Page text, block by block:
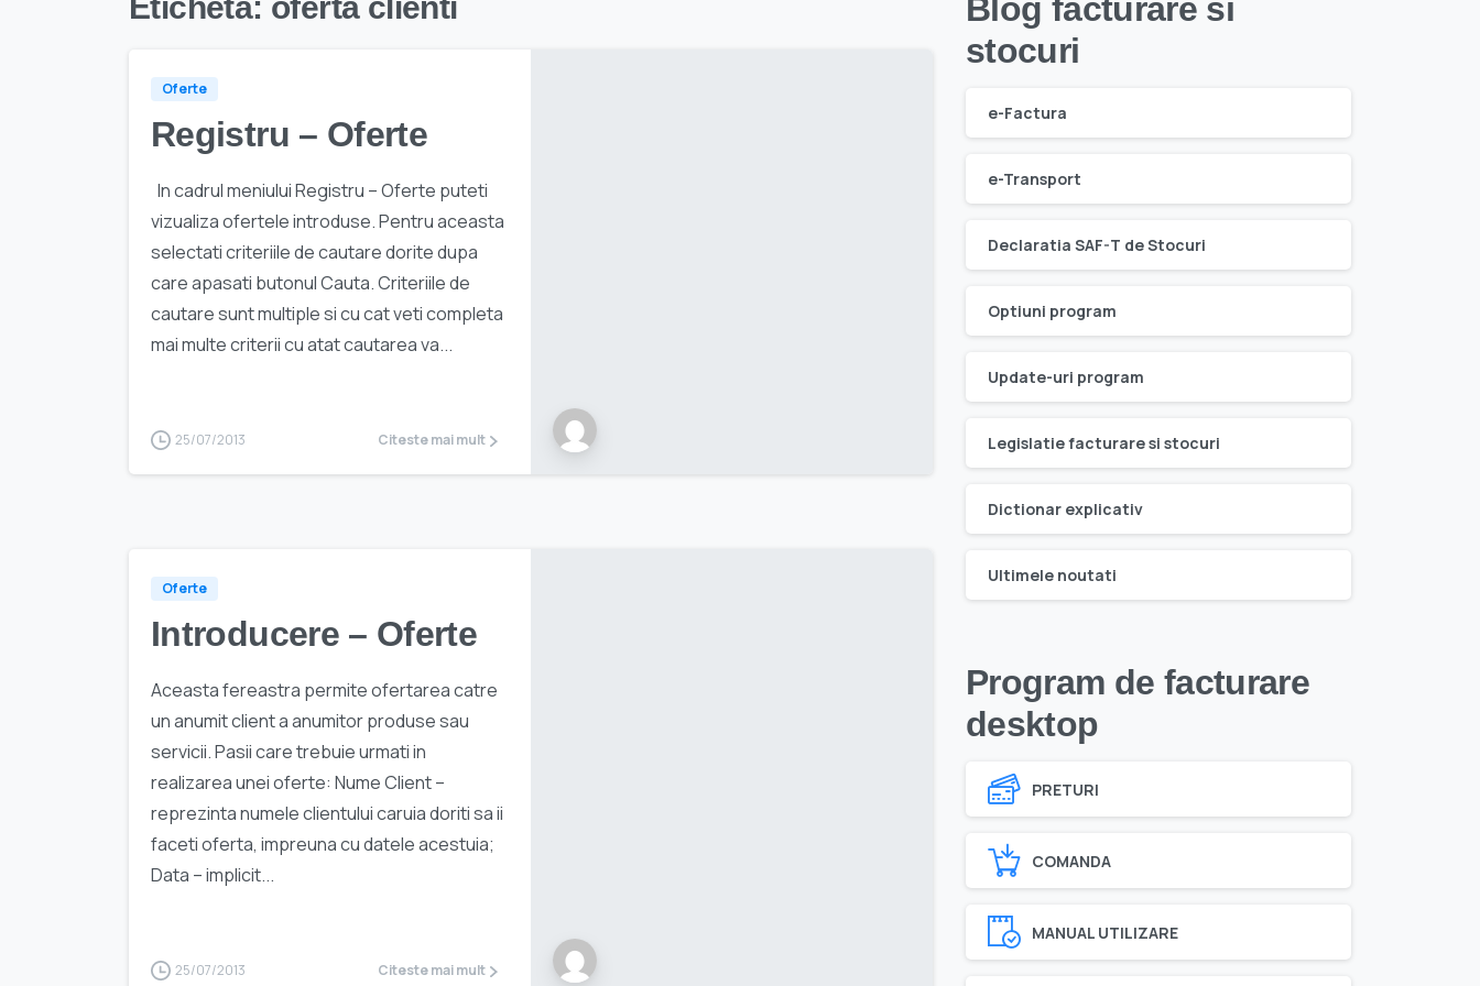
Oferte
Registru – Oferte
In cadrul meniului Registru – Oferte puteti
vizualiza ofertele introduse. Pentru aceasta
selectati criteriile de cautare dorite dupa
care apasati butonul Cauta. Criteriile de
cautare sunt multiple si cu cat veti completa
mai multe criterii cu atat cautarea va...
25/07/2013 Citeste mai mult
Oferte
Introducere – Oferte
Aceasta fereastra permite ofertarea catre
un anumit client a anumitor produse sau
servicii. Pasii care trebuie urmati in
realizarea unei oferte: Nume Client –
reprezinta numele clientului caruia doriti sa ii
faceti oferta, impreuna cu datele acestuia;
Data – implicit...
25/07/2013 Citeste mai mult
Blog facturare si
stocuri
e-Factura
e-Transport
Declaratia SAF-T de Stocuri
Optiuni program
Update-uri program
Legislatie facturare si stocuri
Dictionar explicativ
Ultimele noutati
Program de facturare
desktop
PRETURI
COMANDA
MANUAL UTILIZARE